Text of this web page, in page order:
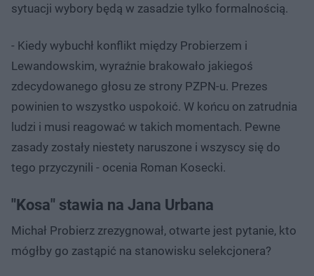
sytuacji wybory będą w zasadzie tylko formalnością.
- Kiedy wybuchł konflikt między Probierzem i
Lewandowskim, wyraźnie brakowało jakiegoś
zdecydowanego głosu ze strony PZPN-u. Prezes
powinien to wszystko uspokoić. W końcu on zatrudnia
ludzi i musi reagować w takich momentach. Pewne
zasady zostały niestety naruszone i wszyscy się do
tego przyczynili - ocenia Roman Kosecki.
"Kosa" stawia na Jana Urbana
Michał Probierz zrezygnował, otwarte jest pytanie, kto
mógłby go zastąpić na stanowisku selekcjonera?